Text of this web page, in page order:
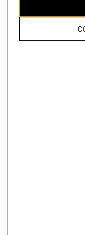
El contenido de esta
propiedad de H&M